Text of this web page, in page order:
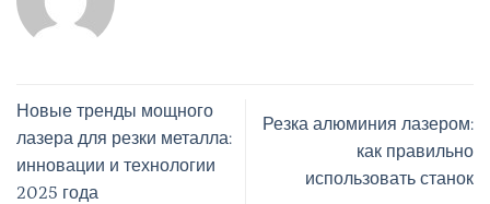
Новые тренды мощного
лазера для резки металла:
инновации и технологии
2025 года
Резка алюминия лазером:
как правильно
использовать станок